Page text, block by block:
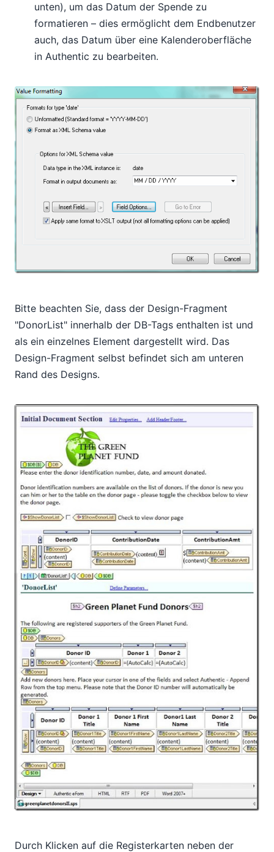
unten), um das Datum der Spende zu
formatieren – dies ermöglicht dem Endbenutzer
auch, das Datum über eine Kalenderoberfläche
in Authentic zu bearbeiten.
Bitte beachten Sie, dass der Design-Fragment
"DonorList" innerhalb der DB-Tags enthalten ist und
als ein einzelnes Element dargestellt wird. Das
Design-Fragment selbst befindet sich am unteren
Rand des Designs.
Durch Klicken auf die Registerkarten neben der